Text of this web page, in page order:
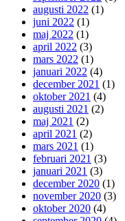
augusti 2022 (1)
juni 2022 (1)
maj 2022 (1)
april 2022 (3)
mars 2022 (1)
januari 2022 (4)
december 2021 (1)
oktober 2021 (4)
augusti 2021 (2)
maj 2021 (2)
april 2021 (2)
mars 2021 (1)
februari 2021 (3)
januari 2021 (3)
december 2020 (1)
november 2020 (3)
oktober 2020 (4)